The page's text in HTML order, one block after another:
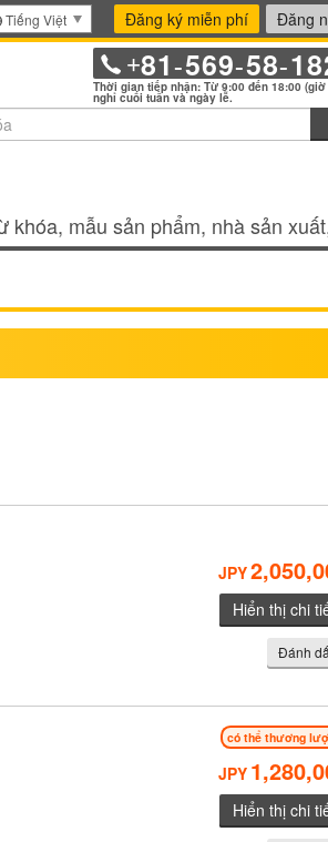
Tiếng Việt Đăng ký miễn phí Đăng
+81 -569-58-
Thời gian tiếp nhận: Từ 9:00 đến 18:00 (giờ
nghỉ cuối tuần và ngày lễ.
khóa, mẫu sản phẩm, nhà sản
JPY
Hiển thị chi
Đánh
có thể thương
JPY
Hiển thị chi